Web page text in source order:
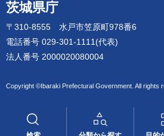
茨城県庁
〒310-8555 水戸市笠原町978番6
電話番号 029-301-1111(代表)
法人番号 2000020080004
Copyright ©Ibaraki Prefectural Government. All rights